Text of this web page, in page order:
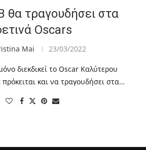
θα τραγουδήσει στα
Oscars
Mai 23/03/2022
διεκδικεί το Oscar Καλύτερου
και να τραγουδήσει στα…